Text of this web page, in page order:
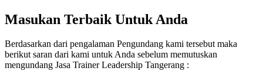
Masukan Terbaik Untuk Anda
Berdasarkan dari pengalaman Pengundang kami tersebut maka
berikut saran dari kami untuk Anda sebelum memutuskan
mengundang Jasa Trainer Leadership Tangerang :